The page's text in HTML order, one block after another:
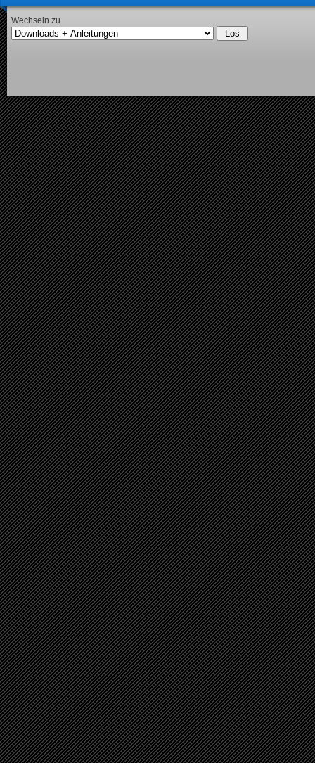
Wechseln zu